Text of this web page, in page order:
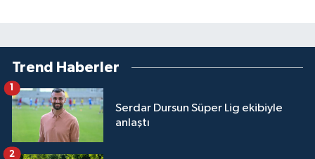
Trend Haberler
Serdar Dursun Süper Lig ekibiyle
anlaştı
2